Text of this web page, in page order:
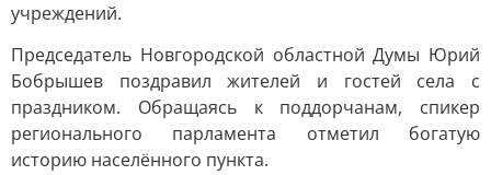
учреждений.
Председатель Новгородской областной Думы Юрий
Бобрышев поздравил жителей и гостей села с
праздником. Обращаясь к поддорчанам, спикер
регионального парламента отметил богатую
историю населённого пункта.